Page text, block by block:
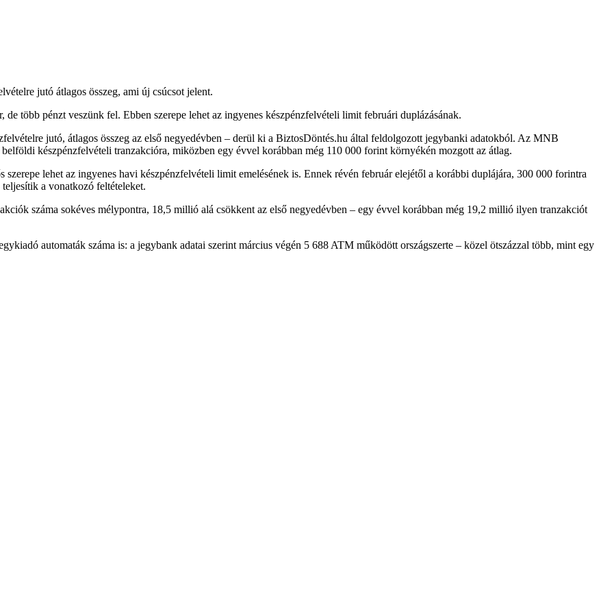
jutó átlagos összeg, ami új csúcsot jelent.
több pénzt veszünk fel. Ebben szerepe lehet az ingyenes készpénzfelvételi limit februári duplázásának.
jutó, átlagos összeg az első negyedévben – derül ki a BiztosDöntés.hu által feldolgozott jegybanki adatokból. Az MNB
készpénzfelvételi tranzakcióra, miközben egy évvel korábban még 110 000 forint környékén mozgott az átlag.
lehet az ingyenes havi készpénzfelvételi limit emelésének is. Ennek révén február elejétől a korábbi duplájára, 300 000 forintra
a vonatkozó feltételeket.
száma sokéves mélypontra, 18,5 millió alá csökkent az első negyedévben – egy évvel korábban még 19,2 millió ilyen tranzakciót
automaták száma is: a jegybank adatai szerint március végén 5 688 ATM működött országszerte – közel ötszázzal több, mint egy